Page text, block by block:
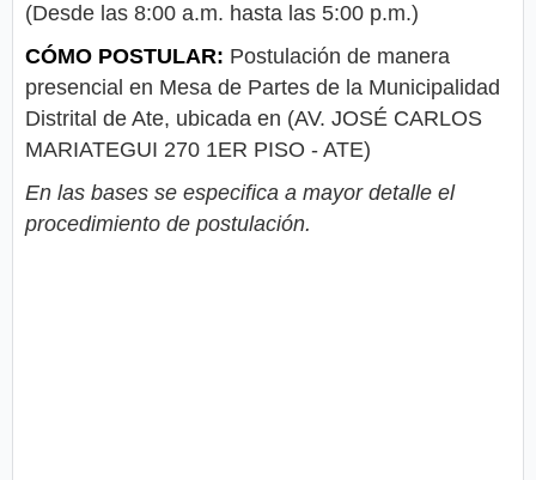
(Desde las 8:00 a.m. hasta las 5:00 p.m.)
CÓMO POSTULAR: Postulación de manera
presencial en Mesa de Partes de la Municipalidad
Distrital de Ate, ubicada en (AV. JOSÉ CARLOS
MARIATEGUI 270 1ER PISO - ATE)
En las bases se especifica a mayor detalle el
procedimiento de postulación.